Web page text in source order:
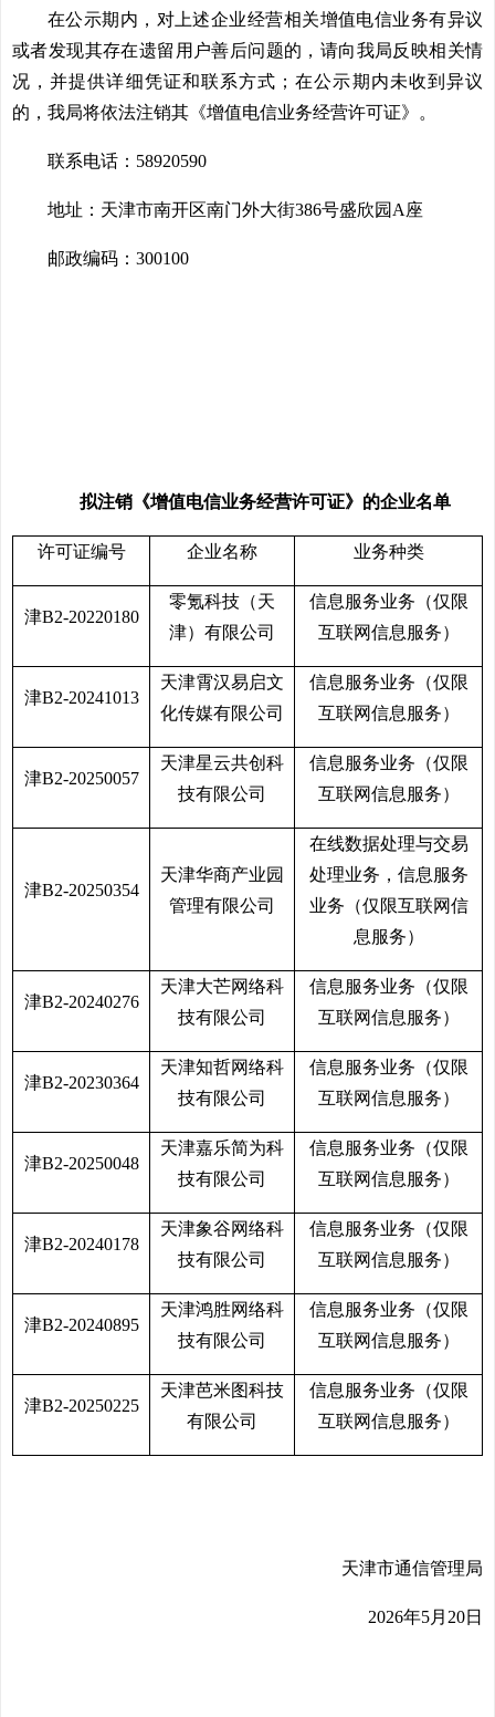
在公示期内，对上述企业经营相关增值电信业务有异议
或者发现其存在遗留用户善后问题的，请向我局反映相关情
况，并提供详细凭证和联系方式；在公示期内未收到异议
的，我局将依法注销其《增值电信业务经营许可证》。
联系电话：58920590
地址：天津市南开区南门外大街386号盛欣园A座
邮政编码：300100
拟注销《增值电信业务经营许可证》的企业名单
许可证编号 企业名称 业务种类
津B2-20220180
零氪科技（天
津）有限公司
信息服务业务（仅限
互联网信息服务）
津B2-20241013
天津霄汉易启文
化传媒有限公司
信息服务业务（仅限
互联网信息服务）
津B2-20250057
天津星云共创科
技有限公司
信息服务业务（仅限
互联网信息服务）
津B2-20250354
天津华商产业园
管理有限公司
在线数据处理与交易
处理业务，信息服务
业务（仅限互联网信
息服务）
津B2-20240276
天津大芒网络科
技有限公司
信息服务业务（仅限
互联网信息服务）
津B2-20230364
天津知哲网络科
技有限公司
信息服务业务（仅限
互联网信息服务）
津B2-20250048
天津嘉乐简为科
技有限公司
信息服务业务（仅限
互联网信息服务）
津B2-20240178
天津象谷网络科
技有限公司
信息服务业务（仅限
互联网信息服务）
津B2-20240895
天津鸿胜网络科
技有限公司
信息服务业务（仅限
互联网信息服务）
津B2-20250225
天津芭米图科技
有限公司
信息服务业务（仅限
互联网信息服务）
天津市通信管理局
2026年5月20日